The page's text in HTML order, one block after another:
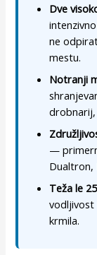
Dve
ne
mestu.
Notranji
—
Dualtron,
Teža le
vodljivost
krmila.